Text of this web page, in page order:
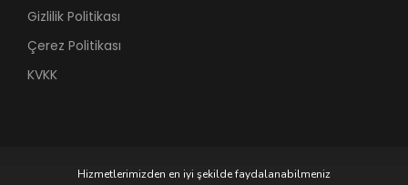
Gizlilik Politikası
Çerez Politikası
KVKK
Hizmetlerimizden en iyi şekilde faydalanabilmeniz